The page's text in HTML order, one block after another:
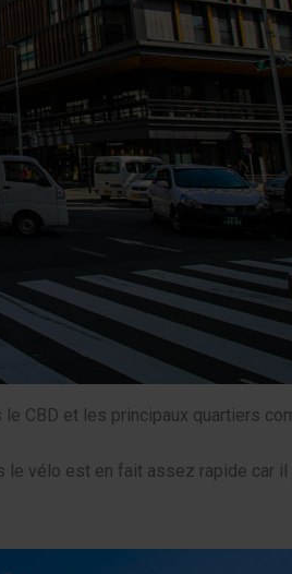
CBD et les principaux quartiers
le vélo est en fait assez rapide car